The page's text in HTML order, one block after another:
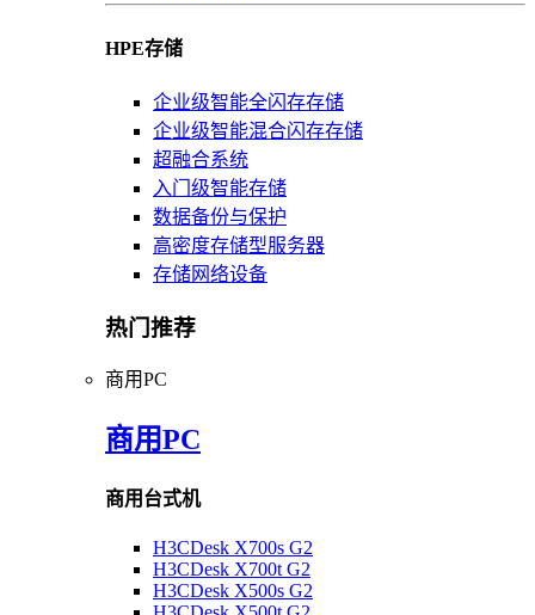
HPE存储
企业级智能全闪存存储
企业级智能混合闪存存储
超融合系统
入门级智能存储
数据备份与保护
高密度存储型服务器
存储网络设备
热门推荐
商用PC
商用PC
商用台式机
H3CDesk X700s G2
H3CDesk X700t G2
H3CDesk X500s G2